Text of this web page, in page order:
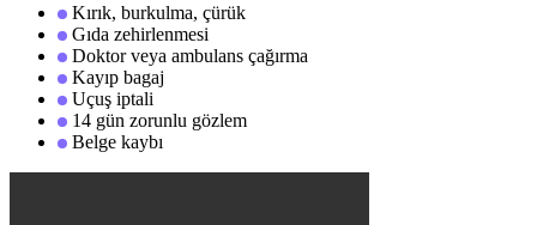
Kırık, burkulma, çürük
Gıda zehirlenmesi
Doktor veya ambulans çağırma
Kayıp bagaj
Uçuş iptali
14 gün zorunlu gözlem
Belge kaybı